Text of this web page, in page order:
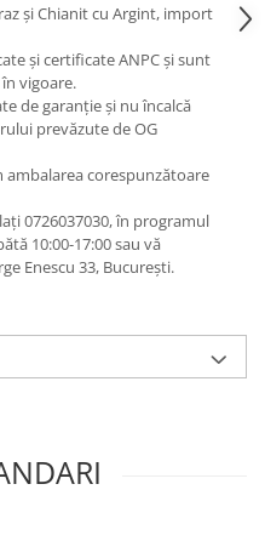
și Chianit cu Argint, import
şi certificate ANPC și sunt
vigoare.
de garanţie și nu încalcă
prevăzute de OG
corespunzătoare
0726037030, în programul
10:00-17:00 sau vă
Enescu 33, București.